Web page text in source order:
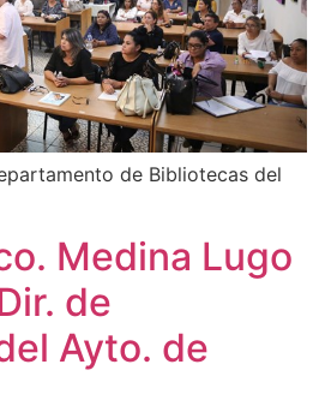
de Bibliotecas del
Medina Lugo
de
Ayto. de